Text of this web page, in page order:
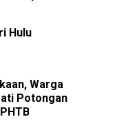
Hulu
Warga
Potongan